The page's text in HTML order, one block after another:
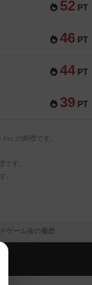
52 PT
46 PT
44 PT
39 PT
の商標です。
す。
。
ゲーム会の履歴